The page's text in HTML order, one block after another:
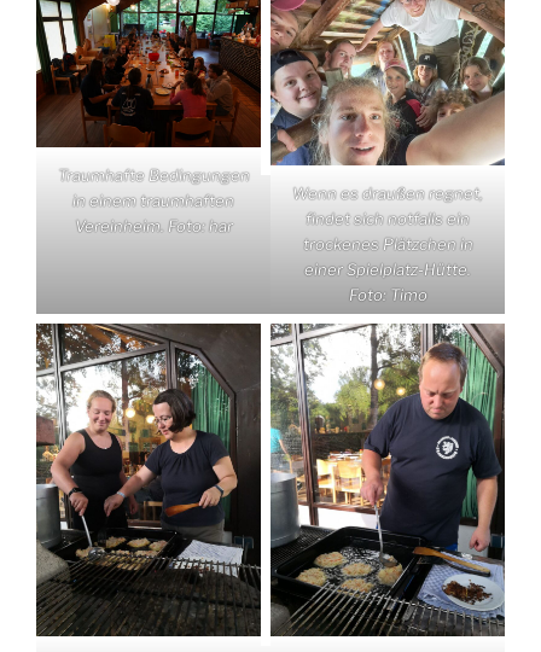
Traumhafte Bedingungen
in einem traumhaften
Vereinheim. Foto: har
Wenn es draußen regnet,
findet sich notfalls ein
trockenes Plätzchen in
einer Spielplatz-Hütte.
Foto: Timo